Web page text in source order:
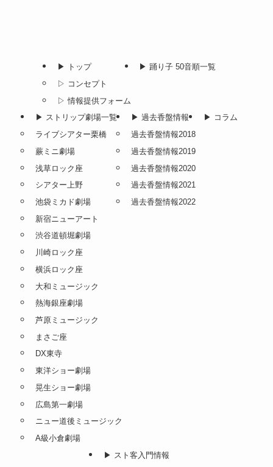
▶︎ トップ
▷ コンセプト
▷ 情報提供フォーム
▶︎ 踊り子 50音順一覧
▶︎ ストリップ劇場一覧
ライブシアター栗橋
蕨ミニ劇場
浅草ロック座
シアター上野
池袋ミカド劇場
新宿ニューアート
渋谷道頓堀劇場
川崎ロック座
横浜ロック座
大和ミュージック
熱海銀座劇場
芦原ミュージック
まさご座
DX東寺
東洋ショー劇場
晃生ショー劇場
広島第一劇場
ニュー道後ミュージック
A級小倉劇場
▶︎ 過去香盤情報
過去香盤情報2018
過去香盤情報2019
過去香盤情報2020
過去香盤情報2021
過去香盤情報2022
▶︎ コラム
▶︎ スト客入門情報